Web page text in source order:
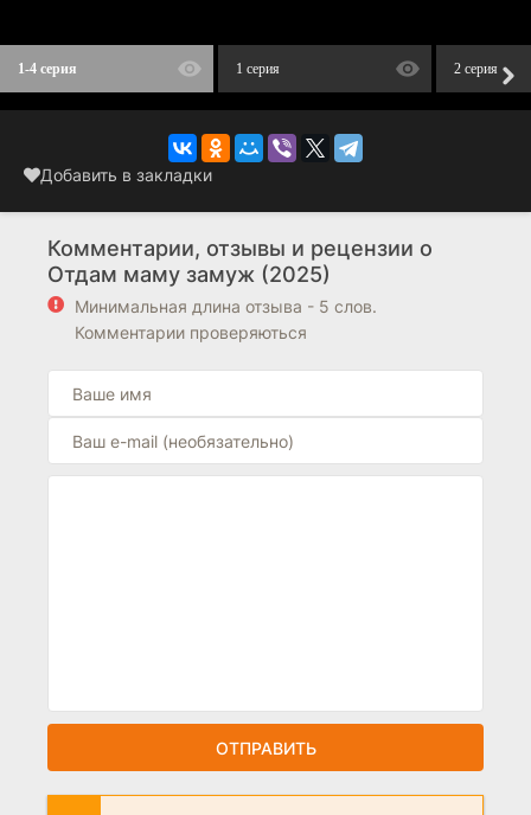
1-4 серия 1 серия 2 серия
Добавить в закладки
Комментарии, отзывы и рецензии о
Отдам маму замуж (2025)
Минимальная длина отзыва - 5 слов.
Комментарии проверяються
ОТПРАВИТЬ